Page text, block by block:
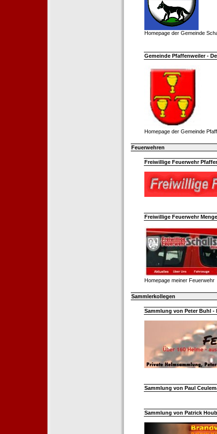
Homepage der Gemeinde
Gemeinde Pfaffenweiler -
Homepage der Gemeinde
Feuerwehren
Freiwillige Feuerwehr
Freiwillige Feuerwehr
Homepage meiner Feuerwehr
Sammlerkollegen
Sammlung von Peter Buhl -
Sammlung von Paul
Sammlung von Patrick